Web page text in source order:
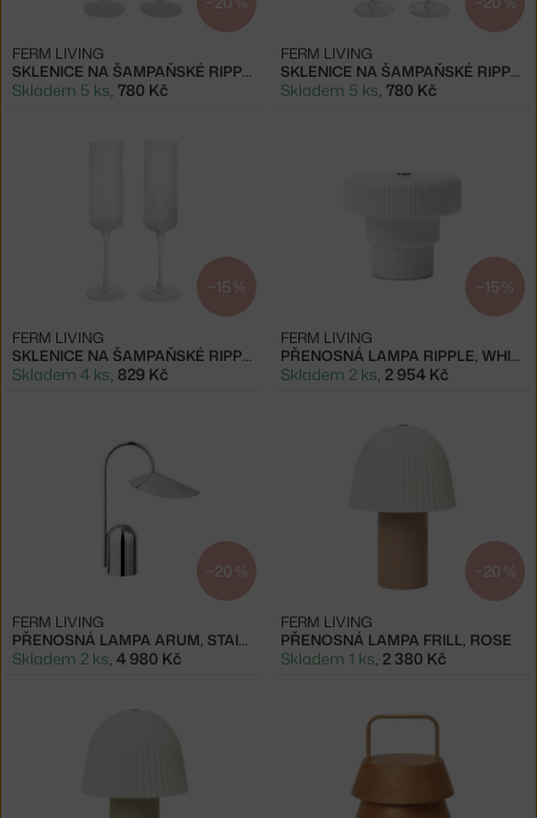
SKLENICE NA ŠAMPAŇSKÉ RIPPLE, FROSTED
FERM LIVING
Skladem 5 ks, 780 Kč
SKLENICE NA ŠAMPAŇSKÉ RIPPLE, SMOKED
FERM LIVING
Skladem 5 ks, 780 Kč
−15 %
SKLENICE NA ŠAMPAŇSKÉ RIPPLE, CLEAR
FERM LIVING
Skladem 4 ks, 829 Kč
−15 %
PŘENOSNÁ LAMPA RIPPLE, WHITE
FERM LIVING
Skladem 2 ks, 2 954 Kč
−20 %
PŘENOSNÁ LAMPA ARUM, STAINLESS STEEL
FERM LIVING
Skladem 2 ks, 4 980 Kč
−20 %
PŘENOSNÁ LAMPA FRILL, ROSE
FERM LIVING
Skladem 1 ks, 2 380 Kč